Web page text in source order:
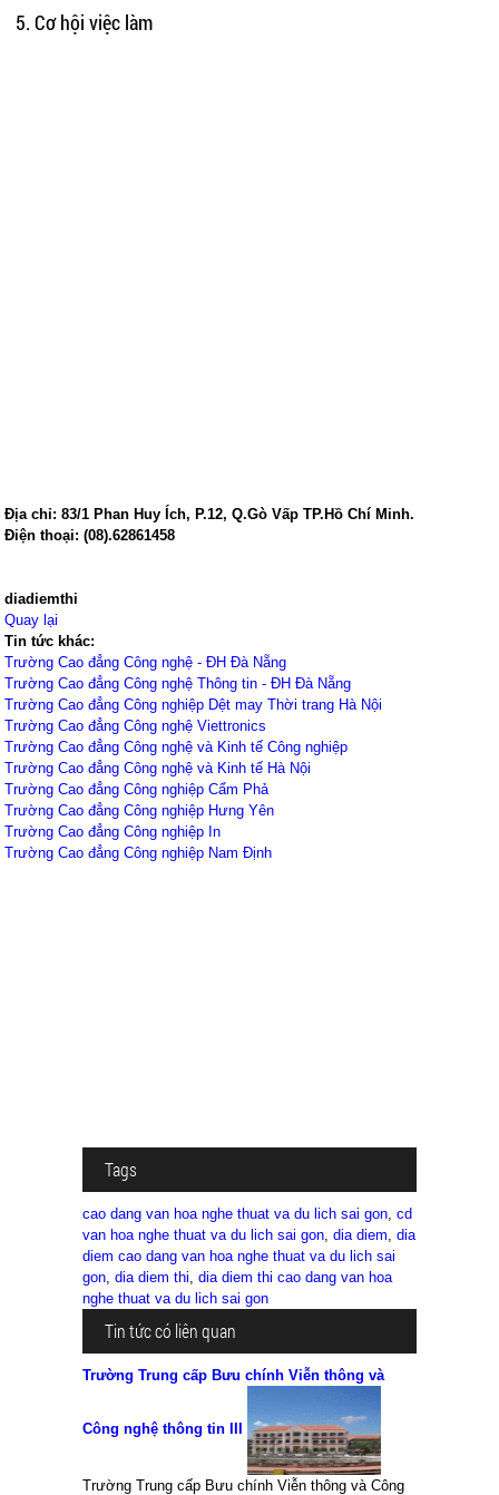
5. Cơ hội việc làm
Địa chỉ:83/1 Phan Huy Ích, P.12,Q.Gò VấpTP.Hồ Chí Minh.
Điện thoại:(08).62861458
diadiemthi
Quay lại
Tin tức khác:
Trường Cao đẳng Công nghệ - ĐH Đà Nẵng
Trường Cao đẳng Công nghệ Thông tin - ĐH Đà Nẵng
Trường Cao đẳng Công nghiệp Dệt may Thời trang Hà Nội
Trường Cao đẳng Công nghệ Viettronics
Trường Cao đẳng Công nghệ và Kinh tế Công nghiệp
Trường Cao đẳng Công nghệ và Kinh tế Hà Nội
Trường Cao đẳng Công nghiệp Cẩm Phả
Trường Cao đẳng Công nghiệp Hưng Yên
Trường Cao đẳng Công nghiệp In
Trường Cao đẳng Công nghiệp Nam Định
Tags
cao dang van hoa nghe thuat va du lich sai gon, cd
van hoa nghe thuat va du lich sai gon, dia diem, dia
diem cao dang van hoa nghe thuat va du lich sai
gon, dia diem thi, dia diem thi cao dang van hoa
nghe thuat va du lich sai gon
Tin tức có liên quan
Trường Trung cấp Bưu chính Viễn thông và
Công nghệ thông tin III
Trường Trung cấp Bưu chính Viễn thông và Công